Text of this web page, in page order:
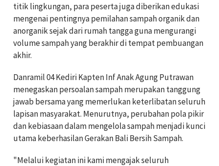
titik lingkungan, para peserta juga diberikan edukasi
mengenai pentingnya pemilahan sampah organik dan
anorganik sejak dari rumah tangga guna mengurangi
volume sampah yang berakhir di tempat pembuangan
akhir.
Danramil 04 Kediri Kapten Inf Anak Agung Putrawan
menegaskan persoalan sampah merupakan tanggung
jawab bersama yang memerlukan keterlibatan seluruh
lapisan masyarakat. Menurutnya, perubahan pola pikir
dan kebiasaan dalam mengelola sampah menjadi kunci
utama keberhasilan Gerakan Bali Bersih Sampah.
"Melalui kegiatan ini kami mengajak seluruh